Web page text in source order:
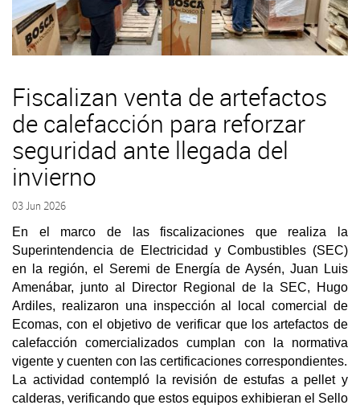
Fiscalizan venta de artefactos
de calefacción para reforzar
seguridad ante llegada del
invierno
03 Jun 2026
En el marco de las fiscalizaciones que realiza la
Superintendencia de Electricidad y Combustibles (SEC)
en la región, el Seremi de Energía de Aysén, Juan Luis
Amenábar, junto al Director Regional de la SEC, Hugo
Ardiles, realizaron una inspección al local comercial de
Ecomas, con el objetivo de verificar que los artefactos de
calefacción comercializados cumplan con la normativa
vigente y cuenten con las certificaciones correspondientes.
La actividad contempló la revisión de estufas a pellet y
calderas, verificando que estos equipos exhibieran el Sello